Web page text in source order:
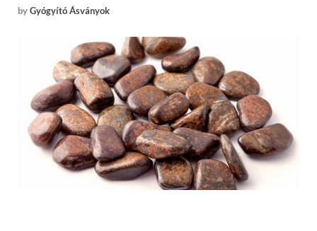
byGyógyító Ásványok